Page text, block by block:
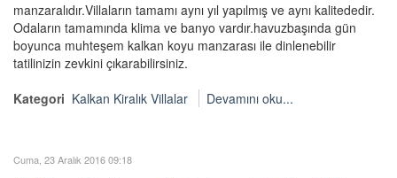
manzaralıdır.Villaların tamamı aynı yıl yapılmış ve aynı kalitededir.
Odaların tamamında klima ve banyo vardır.havuzbaşında gün
boyunca muhteşem kalkan koyu manzarası ile dinlenebilir
tatilinizin zevkini çıkarabilirsiniz.
Kategori Kalkan Kiralık Villalar Devamını oku...
Cuma, 23 Aralık 2016 09:18